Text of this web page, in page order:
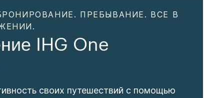
ПРЕБЫВАНИЕ. ВСЕ В
IHG One
своих путешествий с помощью